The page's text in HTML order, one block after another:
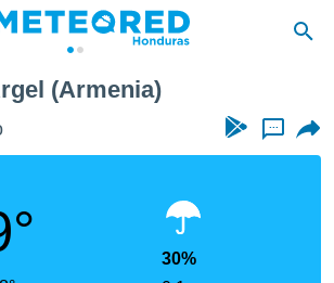
(Armenia)
...
30%